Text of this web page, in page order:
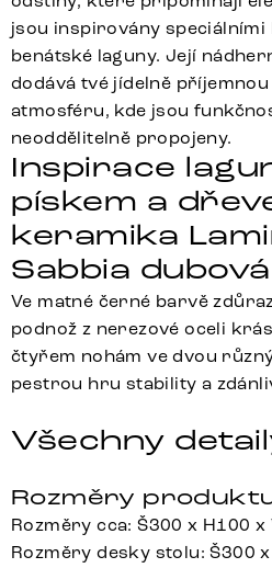
jsou inspirovány
benátské laguny. Její
dodává tvé jídelně
atmosféru, kde jsou
neoddělitelně propojeny.
Inspirace
pískem a
keramika
Sabbia
Ve matné černé barvě
podnož z nerezové oceli
čtyřem nohám ve dvou
pestrou hru stability a
Všechny
Rozměry
Rozměry cca: Š300 x H100 x
Rozměry desky stolu: Š300